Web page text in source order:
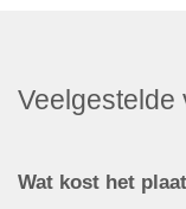
Veelgestelde
Wat kost het